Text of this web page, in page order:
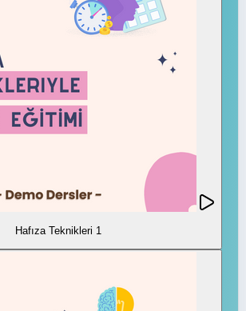
Hafıza Teknikleri 1